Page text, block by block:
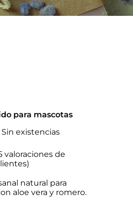
para mascotas
Sin existencias
valoraciones de
natural para
aloe vera y romero.